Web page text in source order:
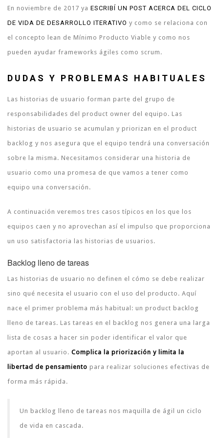
En noviembre de 2017 ya ESCRIBÍ UN POST ACERCA DEL CICLO
DE VIDA DE DESARROLLO ITERATIVO y como se relaciona con
el concepto lean de Mínimo Producto Viable y como nos
pueden ayudar frameworks ágiles como scrum.
DUDAS Y PROBLEMAS HABITUALES
Las historias de usuario forman parte del grupo de
responsabilidades del product owner del equipo. Las
historias de usuario se acumulan y priorizan en el product
backlog y nos asegura que el equipo tendrá una conversación
sobre la misma. Necesitamos considerar una historia de
usuario como una promesa de que vamos a tener como
equipo una conversación.
A continuación veremos tres casos típicos en los que los
equipos caen y no aprovechan así el impulso que proporciona
un uso satisfactoria las historias de usuarios.
Backlog lleno de tareas
Las historias de usuario no definen el cómo se debe realizar
sino qué necesita el usuario con el uso del producto. Aquí
nace el primer problema más habitual: un product backlog
lleno de tareas. Las tareas en el backlog nos genera una larga
lista de cosas a hacer sin poder identificar el valor que
aportan al usuario. Complica la priorización y limita la
libertad de pensamiento para realizar soluciones efectivas de
forma más rápida.
Un backlog lleno de tareas nos maquilla de ágil un ciclo
de vida en cascada.